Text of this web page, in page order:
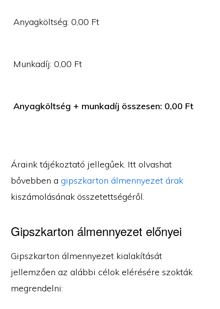
Anyagköltség:0,00 Ft
Munkadíj:0,00 Ft
Anyagköltség + munkadíj összesen: 0,00 Ft
Áraink tájékoztató jellegűek. Itt olvashat
bővebben agipszkarton álmennyezet árak
kiszámolásának összetettségéről.
Gipszkarton álmennyezet előnyei
Gipszkarton álmennyezet kialakítását
jellemzően az alábbi célok elérésére szokták
megrendelni: